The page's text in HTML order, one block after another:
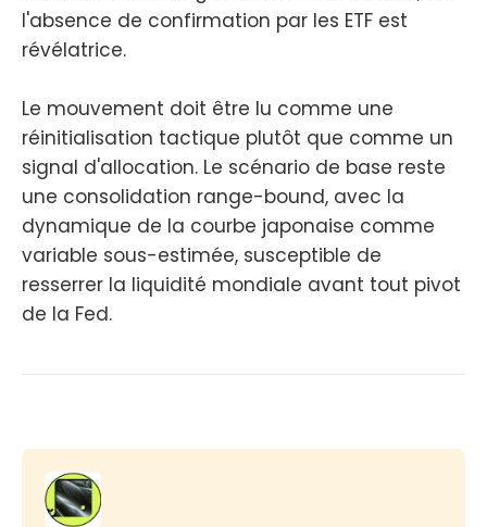
l'absence de confirmation par les ETF est
révélatrice.
Le mouvement doit être lu comme une
réinitialisation tactique plutôt que comme un
signal d'allocation. Le scénario de base reste
une consolidation range-bound, avec la
dynamique de la courbe japonaise comme
variable sous-estimée, susceptible de
resserrer la liquidité mondiale avant tout pivot
de la Fed.